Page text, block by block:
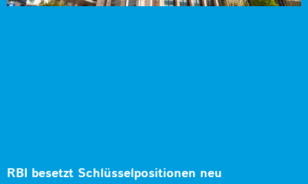
RBI besetzt Schlüsselpositionen neu